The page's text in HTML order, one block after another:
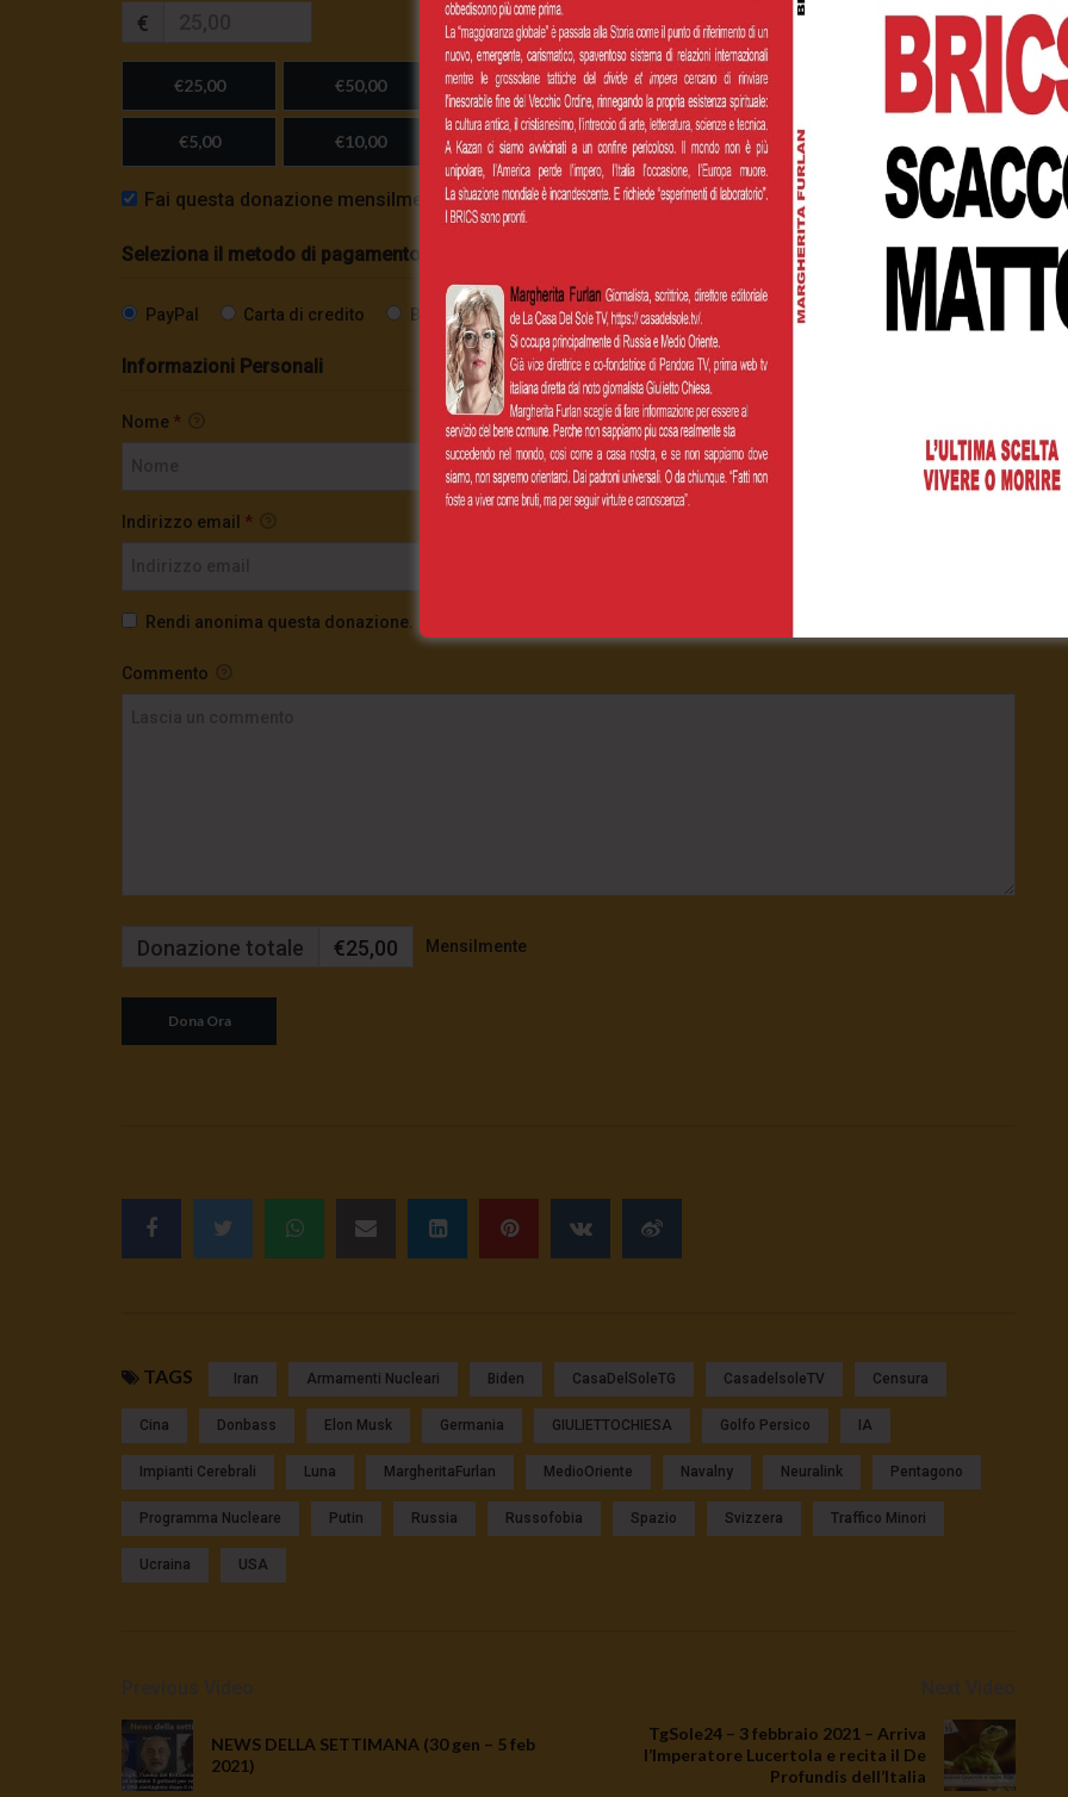
€
€25,00 €50,00 €100,00 €200,00
€5,00 €10,00 Importo personalizzato
Fai questa donazione mensilmente
Seleziona il metodo di pagamento
PayPal Carta di credito Bonifico SEPA
Informazioni Personali
Nome * Cognome
Indirizzo email *
Rendi anonima questa donazione.
Commento
Donazione totale €25,00 Mensilmente
TAGS Iran Armamenti Nucleari Biden CasaDelSoleTG CasadelsoleTV Censura
Cina Donbass Elon Musk Germania GIULIETTOCHIESA Golfo Persico IA
Impianti Cerebrali Luna MargheritaFurlan MedioOriente Navalny Neuralink Pentagono
Programma Nucleare Putin Russia Russofobia Spazio Svizzera Traffico Minori
Ucraina USA
NEWS DELLA SETTIMANA (30 gen – 5 feb
2021)
TgSole24 – 3 febbraio 2021 – Arriva
l’Imperatore Lucertola e recita il De
Profundis dell’Italia